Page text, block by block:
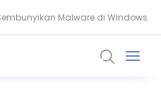
Malware di Windows
Ambisi Besar Chip AI China